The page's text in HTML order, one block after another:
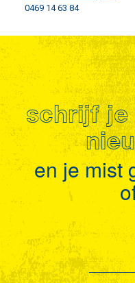
0469 14 63 84
schrijf je
en je mist